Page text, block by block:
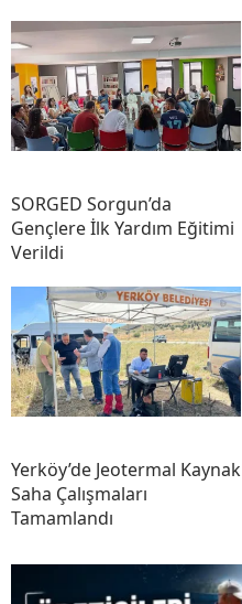
SORGED Sorgun’da
Gençlere İlk Yardım Eğitimi
Verildi
Yerköy’de Jeotermal Kaynak
Saha Çalışmaları
Tamamlandı